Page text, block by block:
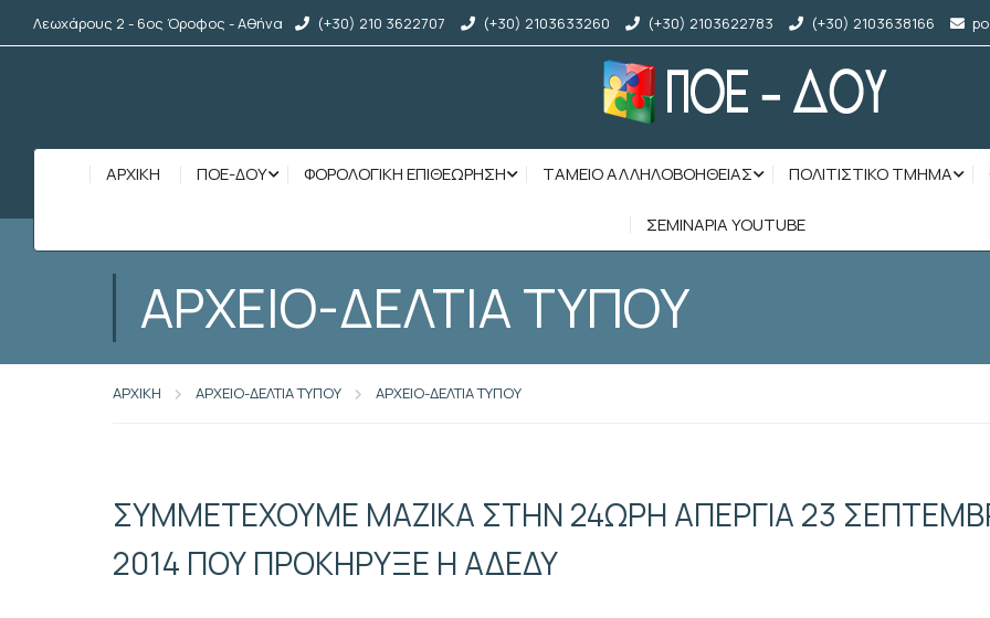
Λεωχάρους 2 - 6ος Όροφος - Αθήνα (+30) 210 3622707 (+30) 2103633260 (+30) 2103622783 (+30) 2103638166
ΑΡΧΙΚΉ ΠΟΕ-ΔΟΥ ΦΟΡΟΛΟΓΙΚΗ ΕΠΙΘΕΩΡΗΣΗ ΤΑΜΕΙΟ ΑΛΛΗΛΟΒΟΗΘΕΙΑΣ ΠΟΛΙΤΙΣΤΙΚΟ ΤΜΗΜΑ
ΣΕΜΙΝΑΡΙΑ YOUTUBE
ΑΡΧΕΙΟ-ΔΕΛΤΙΑ ΤΥΠΟΥ
ΑΡΧΙΚΗ ΑΡΧΕΙΟ-ΔΕΛΤΙΑ ΤΥΠΟΥ ΑΡΧΕΙΟ-ΔΕΛΤΙΑ ΤΥΠΟΥ
ΣΥΜΜΕΤΕΧΟΥΜΕ ΜΑΖΙΚΑ ΣΤΗΝ 24ΩΡΗ ΑΠΕΡΓΙΑ 23
2014 ΠΟΥ ΠΡΟΚΗΡΥΞΕ Η ΑΔΕΔΥ